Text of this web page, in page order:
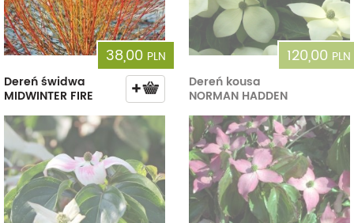
38,00 PLN
Dereń świdwa
MIDWINTER FIRE
120,00 PLN
Dereń kousa
NORMAN HADDEN